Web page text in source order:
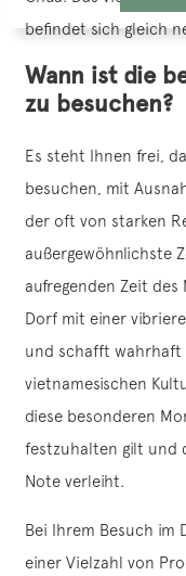
befindet sich gleich
Wann ist die
zu besuchen?
Es steht Ihnen frei,
besuchen, mit
der oft von starken
außergewöhnlichste
aufregenden Zeit
Dorf mit einer
und schafft wahrhaft
vietnamesischen
diese besonderen
festzuhalten gilt und
Note verleiht.
Bei Ihrem Besuch im
einer Vielzahl von